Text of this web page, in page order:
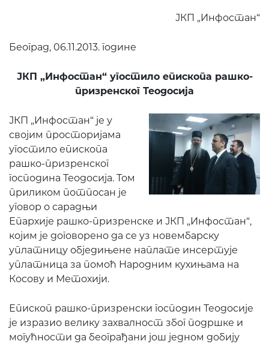
ЈКП „Инфостан“
Београд, 06.11.2013. године
ЈКП „Инфостан“ угостило епископа рашко-
призренског Теодосија
ЈКП „Инфостан“ је у
својим просторијама
угостило епископа
рашко-призренског
господина Теодосија. Том
приликом потпосан је
уговор о сарадњи
Епархије рашко-призренске и ЈКП „Инфостан“,
којим је договорено да се уз новембарску
уплатницу обједињене наплате инсертује
уплатница за помоћ Народним кухињама на
Косову и Метохији.
Епископ рашко-призренски господин Теодосије
је изразио велику захвалност због подршке и
могућности да београђани још једном добију